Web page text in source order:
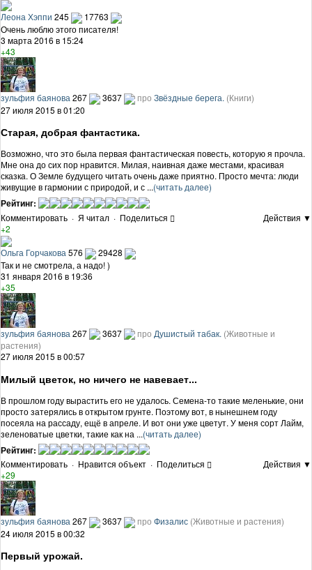
Леона Хэппи 245
17763
Очень люблю этого писателя!
3 марта 2016 в 15:24
+43
зульфия баянова 267 3637 про Звёздные берега. (Книги)
27 июля 2015 в 01:20
Старая, добрая фантастика.
Возможно, что это была первая фантастическая повесть, которую я прочла.
Мне она до сих пор нравится. Милая, наивная даже местами, красивая
сказка. О Земле будущего читать очень даже приятно. Просто мечта: люди
живущие в гармонии с природой, и с ...(читать далее)
Рейтинг:
Комментировать · Я читал · Поделиться
Действия ▼
+2
Ольга Горчакова 576
29428
Так и не смотрела, а надо! )
31 января 2016 в 19:36
+35
зульфия баянова 267 3637 про Душистый табак. (Животные и
растения)
27 июля 2015 в 00:57
Милый цветок, но ничего не навевает...
В прошлом году вырастить его не удалось. Семена-то такие меленькие, они
просто затерялись в открытом грунте. Поэтому вот, в нынешнем году
посеяла на рассаду, ещё в апреле. И вот они уже цветут. У меня сорт Лайм,
зеленоватые цветки, такие как на ...(читать далее)
Рейтинг:
Комментировать · Нравится объект · Поделиться
Действия ▼
+29
зульфия баянова267 3637 про Физалис (Животные и растения)
24 июля 2015 в 00:32
Первый урожай.